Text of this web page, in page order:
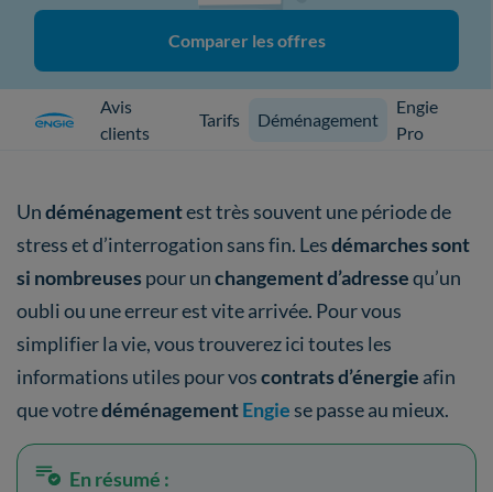
Comparer les offres
Avis
clients
Tarifs Déménagement
Engie
Pro
Undéménagementest très souvent une période de
stress et d’interrogation sans fin. Lesdémarches sont
si nombreuses pour unchangement d’adressequ’un
oubli ou une erreur est vite arrivée. Pour vous
simplifier la vie, vous trouverez ici toutes les
informations utiles pour voscontrats d’énergie afin
que votredéménagementEngie se passe au mieux.
En résumé :